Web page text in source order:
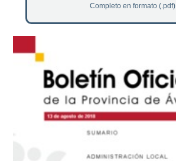
Completo en formato (.pdf)